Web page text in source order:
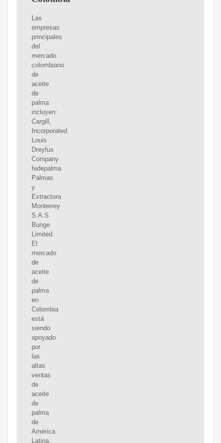
Las
empresas
principales
del
mercado
colombiano
de
aceite
de
palma
incluyen:
Cargill,
Incorporated
Louis
Dreyfus
Company
fedepalma
Palmas
y
Extractora
Monterrey
S.A.S
Bunge
Limited
El
mercado
de
aceite
de
palma
en
Colombia
está
siendo
apoyado
por
las
altas
ventas
de
aceite
de
palma
de
América
Latina,